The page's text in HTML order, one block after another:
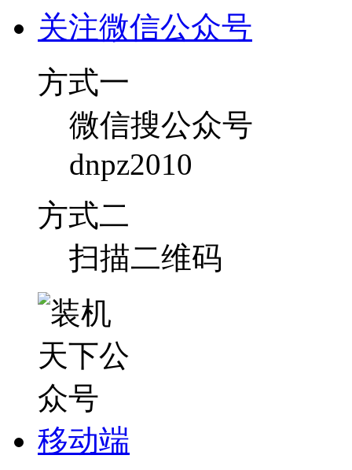
关注微信公众号
方式一
微信搜公众号
dnpz2010
方式二
扫描二维码
移动端